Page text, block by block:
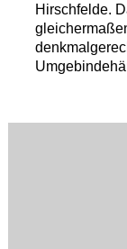
Hirschfelde.